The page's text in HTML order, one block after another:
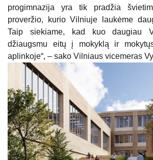
progimnazija yra tik pradžia
proveržio, kurio Vilniuje laukėme
Taip siekiame, kad kuo daugiau
džiaugsmu eitų į mokyklą ir
aplinkoje“, – sako Vilniaus vicemeras